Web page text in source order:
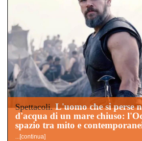
Spettacoli.L'uomo che si perse
d'acqua di un mare chiuso:
spazio tra mito e
...[continua]